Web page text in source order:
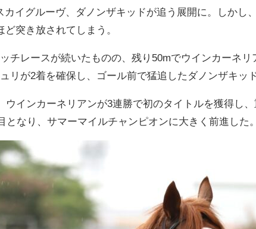
カイグルーヴ、ダノンザキッドが追う展開に。しかし
突き放されてしまう。
チレースが続いたものの、残り50mでウインカーネ
リが2着を確保し、ゴール前で猛追したダノンザキッ
ウインカーネリアンが3連勝で初のタイトルを獲得し
となり、サマーマイルチャンピオンに大きく前進した